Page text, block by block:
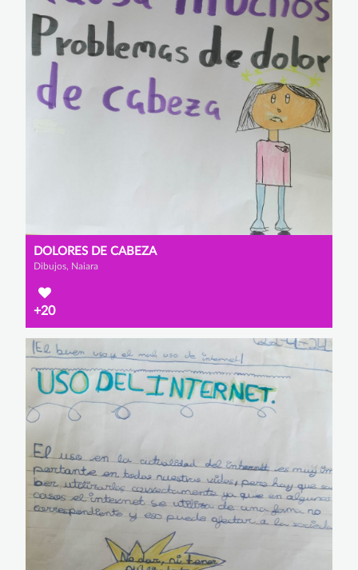
DOLORES DE CABEZA
Dibujos, Naiara
+20